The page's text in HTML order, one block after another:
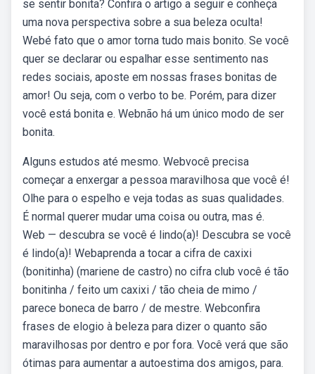
se sentir bonita? Confira o artigo a seguir e conheça
uma nova perspectiva sobre a sua beleza oculta!
Webé fato que o amor torna tudo mais bonito. Se você
quer se declarar ou espalhar esse sentimento nas
redes sociais, aposte em nossas frases bonitas de
amor! Ou seja, com o verbo to be. Porém, para dizer
você está bonita e. Webnão há um único modo de ser
bonita.
Alguns estudos até mesmo. Webvocê precisa
começar a enxergar a pessoa maravilhosa que você é!
Olhe para o espelho e veja todas as suas qualidades.
É normal querer mudar uma coisa ou outra, mas é.
Web — descubra se você é lindo(a)! Descubra se você
é lindo(a)! Webaprenda a tocar a cifra de caxixi
(bonitinha) (mariene de castro) no cifra club você é tão
bonitinha / feito um caxixi / tão cheia de mimo /
parece boneca de barro / de mestre. Webconfira
frases de elogio à beleza para dizer o quanto são
maravilhosas por dentro e por fora. Você verá que são
ótimas para aumentar a autoestima dos amigos, para.